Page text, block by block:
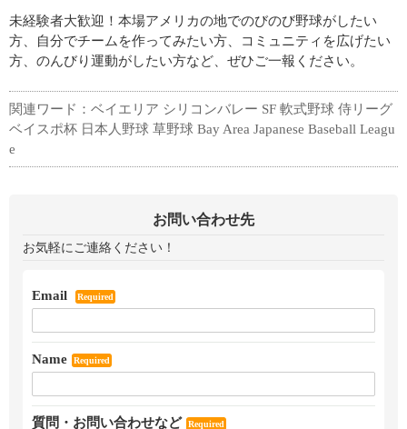
未経験者大歓迎！本場アメリカの地でのびのび野球がしたい
方、自分でチームを作ってみたい方、コミュニティを広げたい
方、のんびり運動がしたい方など、ぜひご一報ください。
関連ワード：ベイエリア シリコンバレー SF 軟式野球 侍リーグ
ベイスポ杯 日本人野球 草野球 Bay Area Japanese Baseball Leagu
e
お問い合わせ先
お気軽にご連絡ください！
Email Required
Name Required
質問・お問い合わせなど Required